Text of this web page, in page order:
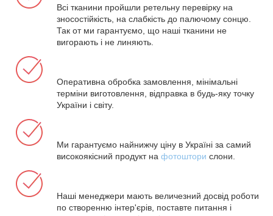
Всі тканини пройшли ретельну перевірку на
зносостійкість, на слабкість до палючому сонцю.
Так от ми гарантуємо, що наші тканини не
вигорають і не линяють.
Оперативна обробка замовлення, мінімальні
терміни виготовлення, відправка в будь-яку точку
України і світу.
Ми гарантуємо найнижчу ціну в Україні за самий
високоякісний продукт на фотоштори слони.
Наші менеджери мають величезний досвід роботи
по створенню інтер'єрів, поставте питання і